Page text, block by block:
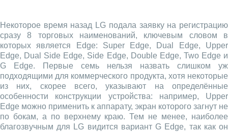
Некоторое время назад LG подала заявку на регистрацию
сразу 8 торговых наименований, ключевым словом в
которых является Edge: Super Edge, Dual Edge, Upper
Edge, Dual Side Edge, Side Edge, Double Edge, Two Edge и
G Edge. Первые семь нельзя назвать слишком уж
подходящими для коммерческого продукта, хотя некоторые
из них, скорее всего, указывают на определённые
особенности конструкции устройства: например, Upper
Edge можно применить к аппарату, экран которого загнут не
по бокам, а по верхнему краю. Тем не менее, наиболее
благозвучным для LG видится вариант G Edge, так как он